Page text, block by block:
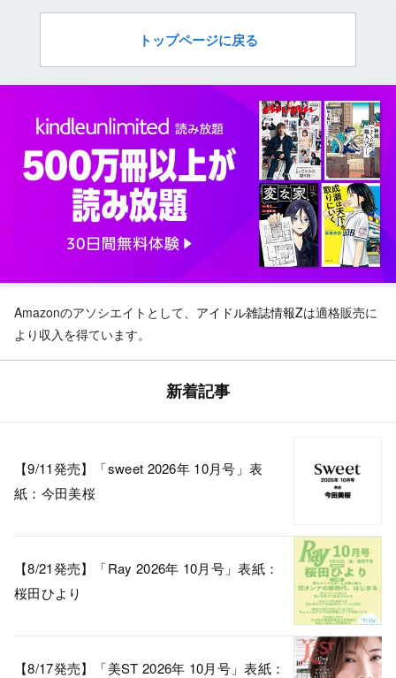
トップページに戻る
Amazonのアソシエイトとして、 アイドル雑誌情報Zは適格販売に
より収入を得ています。
新着記事
【9/11発売】「sweet 2026年 10月号」表
紙：今田美桜
【8/21発売】「Ray 2026年 10月号」表紙：
桜田ひより
【8/17発売】「美ST 2026年 10月号」表紙：